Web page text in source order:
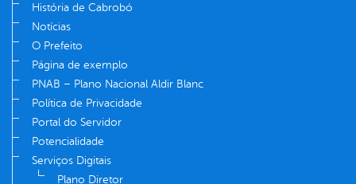
História de Cabrobó
Notícias
O Prefeito
Página de exemplo
PNAB – Plano Nacional Aldir Blanc
Política de Privacidade
Portal do Servidor
Potencialidade
Serviços Digitais
Plano Diretor